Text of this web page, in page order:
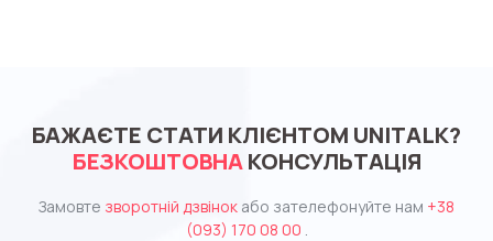
БАЖАЄТЕ СТАТИ КЛІЄНТОМ UNITALK?
БЕЗКОШТОВНАКОНСУЛЬТАЦІЯ
Замовте зворотній дзвінок або зателефонуйте нам +38
(093) 170 08 00